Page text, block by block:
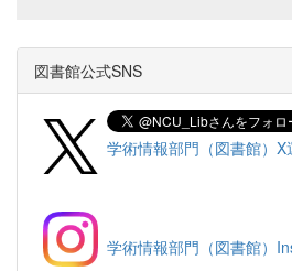
図書館公式SNS
学術情報部門（図書館）X
学術情報部門（図書館）